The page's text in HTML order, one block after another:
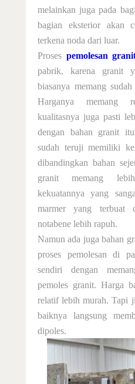
melainkan juga pada
bagian eksterior akan
terkena noda dari luar.
Proses pemolesan
pabrik, karena granit
biasanya memang
Harganya memang
kualitasnya juga pasti
dengan bahan granit
sudah teruji memiliki
dibandingkan bahan
granit memang
kekuatannya yang
marmer yang
notabene lebih rapuh.
Namun ada juga bahan
proses pemolesan di
sendiri dengan
pemoles granit. Harga
relatif lebih murah. Tapi
baiknya langsung
dipoles.